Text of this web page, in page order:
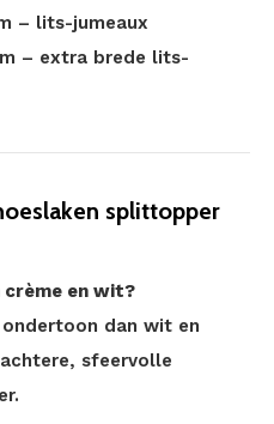
– lits-jumeaux
– extra brede lits-
splittopper
en wit?
dan wit en
sfeervolle